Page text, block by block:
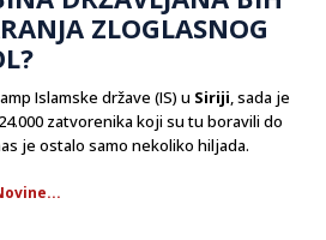
ZLOGLASNOG
Islamske države (IS) u Siriji, sada je
zatvorenika koji su tu boravili do
je ostalo samo nekoliko hiljada.